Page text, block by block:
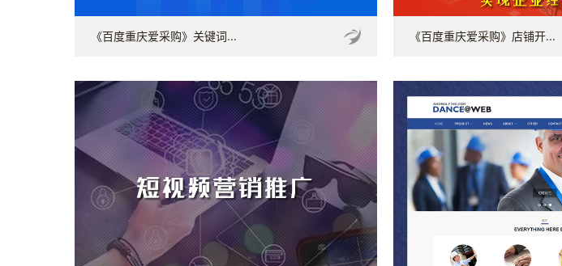
《百度重庆爱采购》关键词... 《百度重庆爱采购》店铺开...